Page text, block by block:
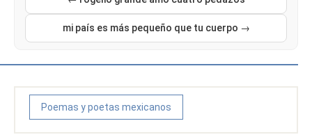
mi país es más pequeño que tu cuerpo →
Poemas y poetas mexicanos